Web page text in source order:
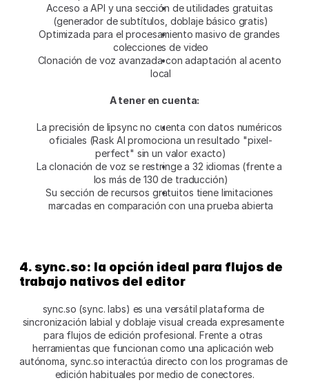
Acceso a API y una sección de utilidades gratuitas
(generador de subtítulos, doblaje básico gratis)
Optimizada para el procesamiento masivo de grandes
colecciones de video
Clonación de voz avanzada con adaptación al acento
local
A tener en cuenta:
La precisión de lipsync no cuenta con datos numéricos
oficiales (Rask AI promociona un resultado "pixel-
perfect" sin un valor exacto)
La clonación de voz se restringe a 32 idiomas (frente a
los más de 130 de traducción)
Su sección de recursos gratuitos tiene limitaciones
marcadas en comparación con una prueba abierta
4. sync.so: la opción ideal para flujos de
trabajo nativos del editor
sync.so (sync. labs) es una versátil plataforma de
sincronización labial y doblaje visual creada expresamente
para flujos de edición profesional. Frente a otras
herramientas que funcionan como una aplicación web
autónoma, sync.so interactúa directo con los programas de
edición habituales por medio de conectores.